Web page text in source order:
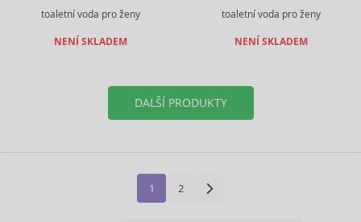
toaletní voda pro ženy
NENÍ SKLADEM
toaletní voda pro ženy
NENÍ SKLADEM
DALŠÍ PRODUKTY
1 2